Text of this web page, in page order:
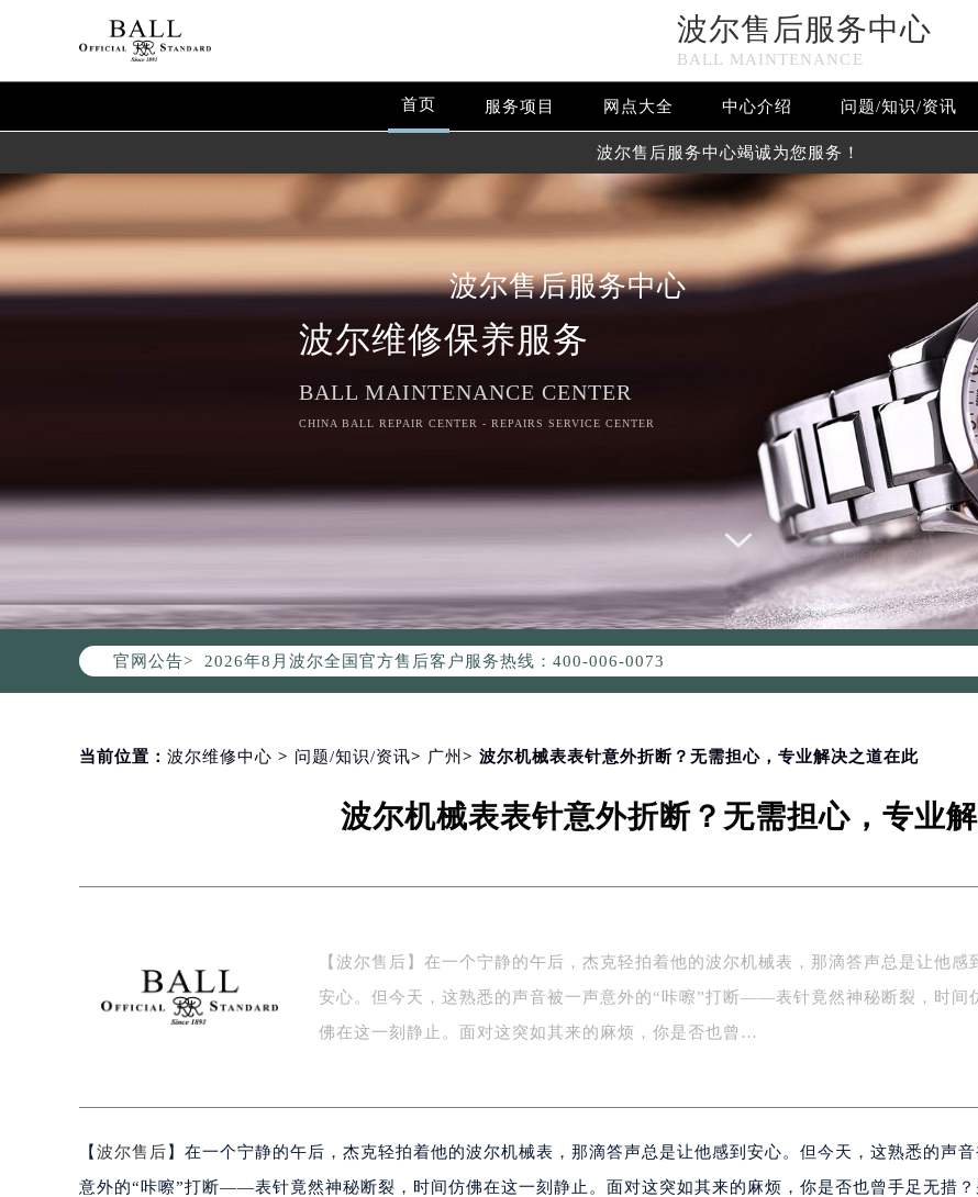
波尔售后服务中心
BALL MAINTENANCE
首页 服务项目 网点大全 中心介绍 问题/知识/资讯
波尔售后服务中心竭诚为您服务！
波尔售后服务中心
波尔维修保养服务
BALL MAINTENANCE CENTER
CHINA BALL REPAIR CENTER - REPAIRS SERVICE CENTER
官网公告>
2026年8月波尔中国区售后服务网络优化升级公告
2026年8月波尔全国官方售后客户服务热线：400-006-0073
波尔官方全国统一服务热线400-006-0073，服务覆盖中国大陆、香港、澳门、台湾全部区域（非大
2026年8月波尔售后服务中心最新网点地址：
北京市东城区东长安街1号东方广场写字楼W3座6层602室（需提前预约）
上海市徐汇区虹桥路3号港汇中心写字楼2座37层3705室（需提前预约）
扬州市邗江区国展路29号星耀天地写字楼1号楼18层1803室（需提前预约）
盐城市盐都区世纪大道5号盐城金融城写字楼1号楼16层1604室（需提前预约）
泰州市海陵区永定东路399号置地商务中心东塔写字楼（华润万象城）17层1706室（需提前预约）
绍兴市越城区胜利东路379号世茂天际中心写字楼8层805室（需提前预约）
嘉兴市南湖区广益路705号嘉兴世界贸易中心写字楼A座13层1304室（需提前预约）
当前位置： 波尔维修中心 > 问题/知识/资讯> 广州 > 波尔机械表表针意外折断？无需担心，专业解决之道在此
波尔机械表表针意外折断？无需担心，专业
【波尔售后】在一个宁静的午后，杰克轻拍着他的波尔机械表，那滴答声总是让他感
安心。但今天，这熟悉的声音被一声意外的“咔嚓”打断——表针竟然神秘断裂，时间
佛在这一刻静止。面对这突如其来的麻烦，你是否也曾…
【 波尔售后 】在一个宁静的午后，杰克轻拍着他的波尔机械表，那滴答声总是让他感到安心。但今天，这熟悉的声
意外的“咔嚓”打断——表针竟然神秘断裂，时间仿佛在这一刻静止。面对这突如其来的麻烦，你是否也曾手足无措？